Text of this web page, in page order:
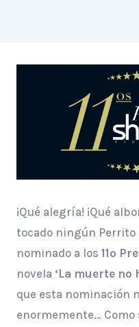
¡Qué alegría! ¡Qué
tocado ningún Perrito
nominado a los 11º
novela ‘La muerte no
que esta nominación
enormemente…